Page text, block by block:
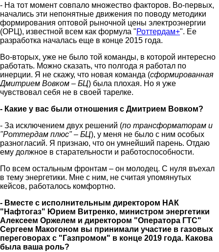
- На тот момент совпало множество факторов. Во-первых,
начались эти непонятные движения по поводу методики
формирования оптовой рыночной цены электроэнергии
(ОРЦ), известной всем как формула "Роттердам+". Ее
разработка началась еще в конце 2015 года.
Во-вторых, уже не было той команды, в которой интересно
работать. Можно сказать, что полгода я работал по
инерции. Я не скажу, что новая команда (сформированная
Дмитрием Вовком – БЦ) была плохая. Но я уже
чувствовал себя не в своей тарелке.
- Какие у вас были отношения с Дмитрием Вовком?
- За исключением двух решений (по трансформаторам и
"Роттердам плюс" – БЦ), у меня не было с ним особых
разногласий. Я признаю, что он умнейший парень. Отдаю
ему должное в старательности и работоспособности.
По всем остальным фронтам – он молодец. С нуля въехал
в тему энергетики. Мне с ним, не считая упомянутых
кейсов, работалось комфортно.
- Вместе с исполнительным директором НАК
"Нафтогаз" Юрием Витренко, министром энергетики
Алексеем Оржелем и директором "Оператора ГТС"
Сергеем Макогоном вы принимали участие в газовых
переговорах с "Газпромом" в конце 2019 года. Какова
была ваша роль?